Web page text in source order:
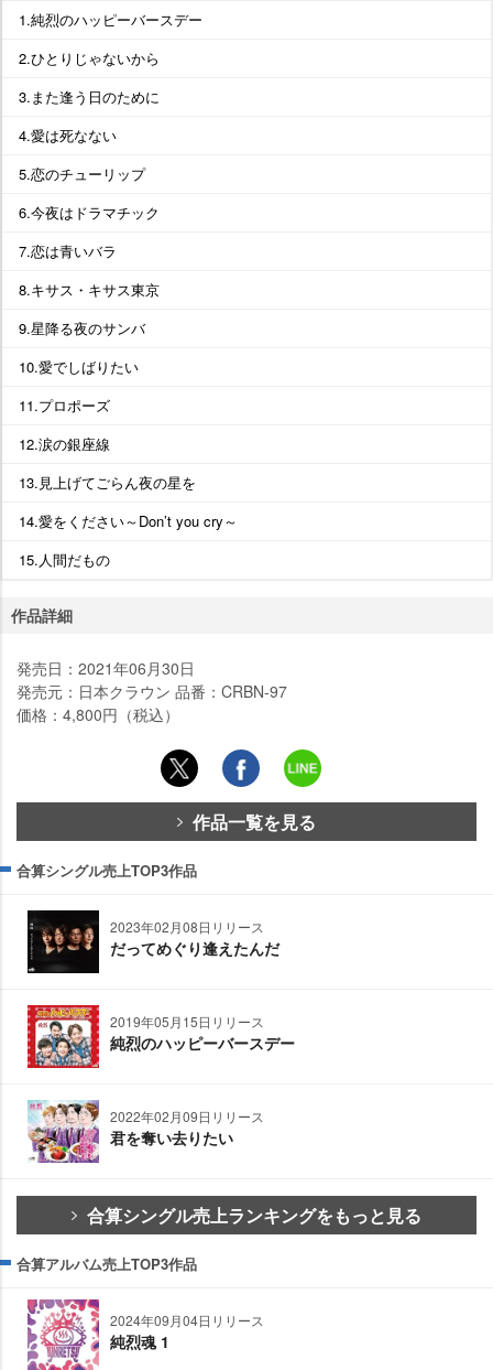
1.純烈のハッピーバースデー
2.ひとりじゃないから
3.また逢う日のために
4.愛は死なない
5.恋のチューリップ
6.今夜はドラマチック
7.恋は青いバラ
8.キサス・キサス東京
9.星降る夜のサンバ
10.愛でしばりたい
11.プロポーズ
12.涙の銀座線
13.見上げてごらん夜の星を
14.愛をください～Don’t you cry～
15.人間だもの
作品詳細
発売日：2021年06月30日
発売元：日本クラウン 品番：CRBN-97
価格：4,800円（税込）
作品一覧を見る
合算シングル売上TOP3作品
2023年02月08日リリース
だってめぐり逢えたんだ
2019年05月15日リリース
純烈のハッピーバースデー
2022年02月09日リリース
君を奪い去りたい
合算シングル売上ランキングをもっと見る
合算アルバム売上TOP3作品
2024年09月04日リリース
純烈魂 1